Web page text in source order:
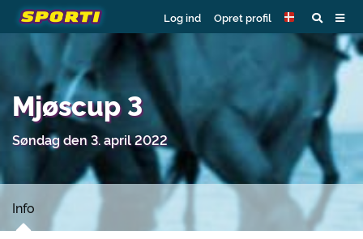
Log ind Opret profil
Mjøscup 3
Søndag den 3. april 2022
Info